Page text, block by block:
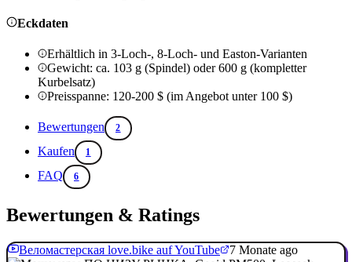
Eckdaten
Erhältlich in 3-Loch-, 8-Loch- und Easton-Varianten
Gewicht: ca. 103 g (Spindel) oder 600 g (kompletter
Kurbelsatz)
Preisspanne: 120-200 $ (im Angebot unter 100 $)
Bewertungen 2
Kaufen 1
FAQ 6
Bewertungen & Ratings
Веломастерская love.bike auf YouTube 7 Monate ago